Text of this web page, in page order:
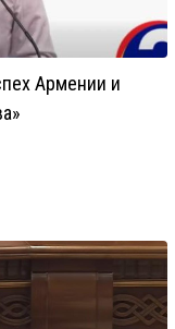
Армении и